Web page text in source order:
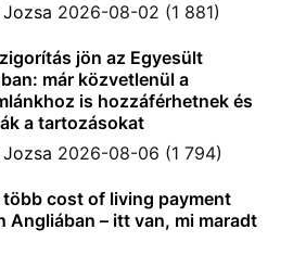
2026-08-02 (1 881)
jön az Egyesült
már közvetlenül a
is hozzáférhetnek és
a tartozásokat
2026-08-06 (1 794)
több cost of living payment
Angliában – itt van, mi maradt